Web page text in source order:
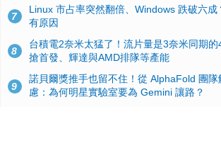
7
Linux 市占率突然翻倍、Windows 跌破六成
有原因
8
台積電2奈米太猛了！流片量是3奈米同期
搶首發、輝達與AMD排隊等產能
9
諾貝爾獎推手也留不住！從 AlphaFold 團
慮：為何明星實驗室要為 Gemini 讓路？